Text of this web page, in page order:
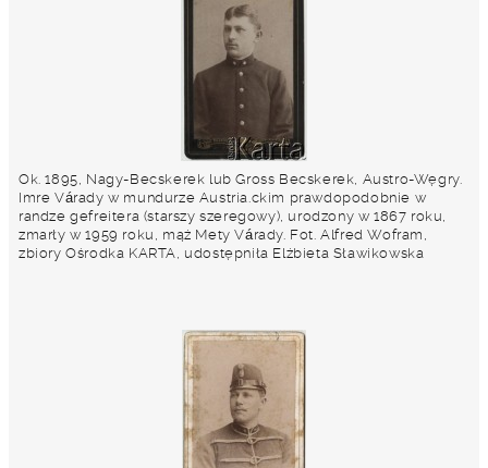
Ok. 1895, Nagy-Becskerek lub Gross Becskerek, Austro-Węgry.
Imre Várady w mundurze Austria.ckim prawdopodobnie w
randze gefreitera (starszy szeregowy), urodzony w 1867 roku,
zmarły w 1959 roku, mąż Mety Várady. Fot. Alfred Wofram,
zbiory Ośrodka KARTA, udostępniła Elżbieta Sławikowska